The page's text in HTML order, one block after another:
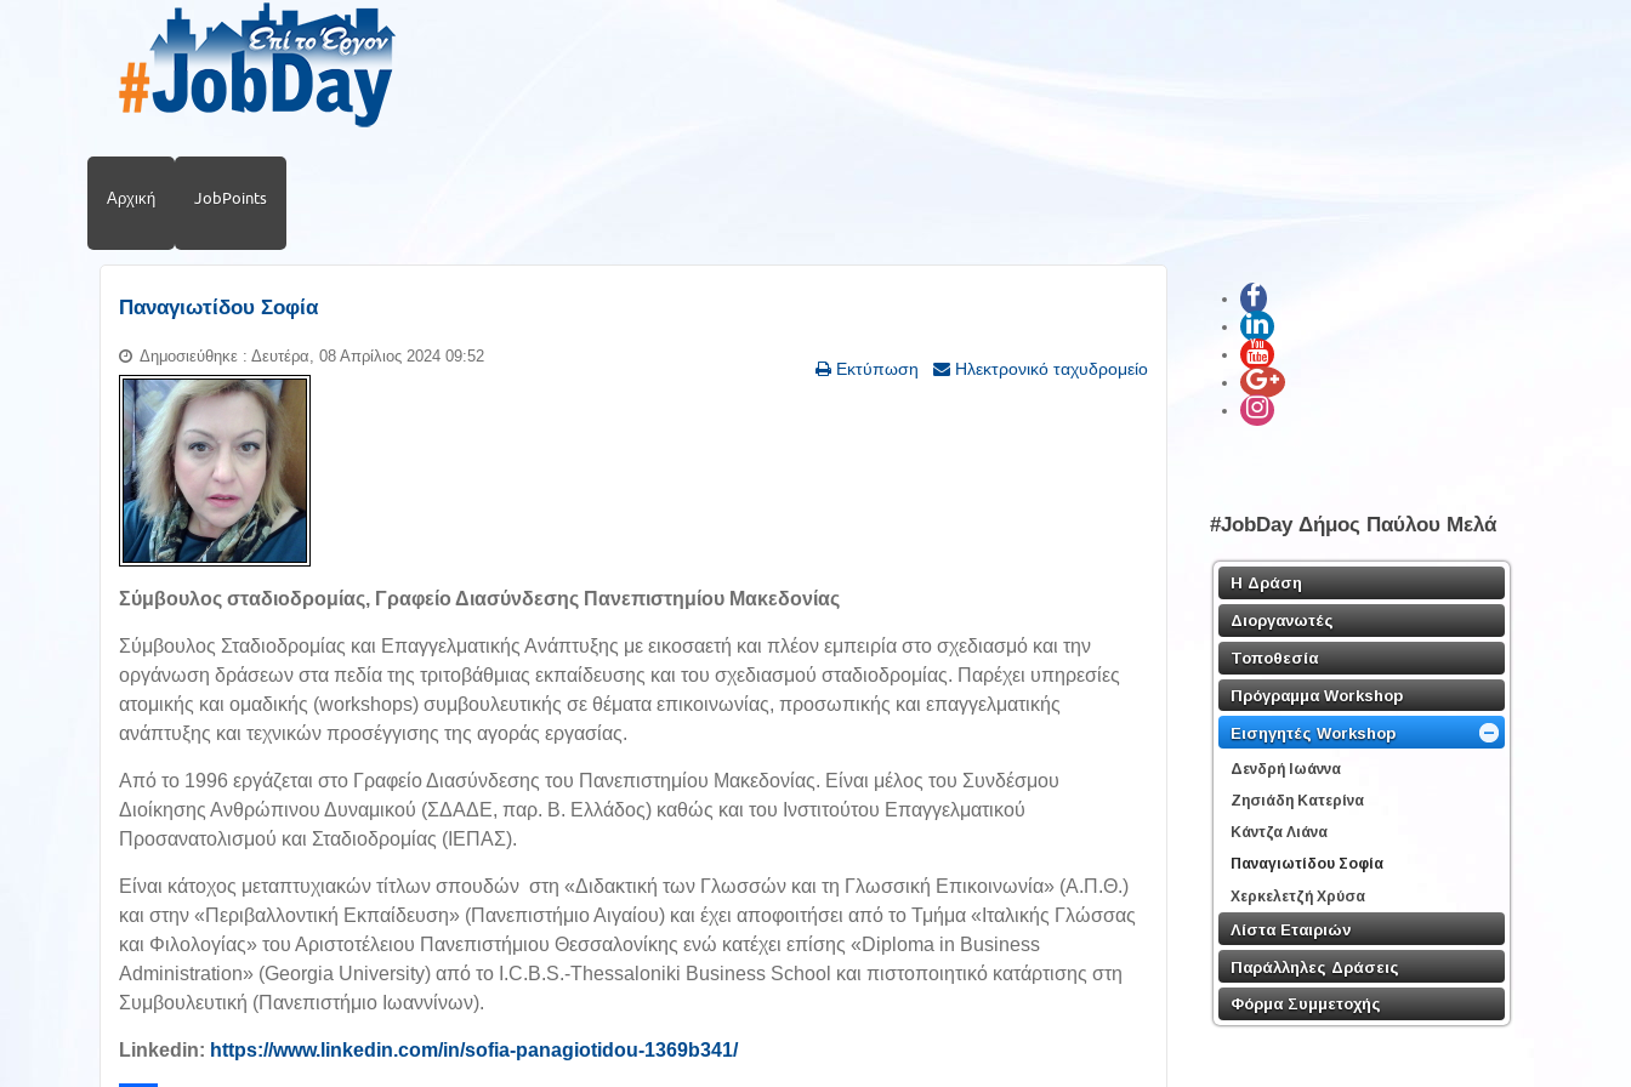
Αρχική JobPoints
Παναγιωτίδου Σοφία
Εκτύπωση Ηλεκτρονικό ταχυδρομείο
Δημοσιεύθηκε : Δευτέρα, 08 Απρίλιος 2024 09:52
Σύμβουλος σταδιοδρομίας, Γραφείο Διασύνδεσης Πανεπιστημίου Μακεδονίας
Σύμβουλος Σταδιοδρομίας και Επαγγελματικής Ανάπτυξης με εικοσαετή και πλέον εμπειρία στο σχεδιασμό και την
οργάνωση δράσεων στα πεδία της τριτοβάθμιας εκπαίδευσης και του σχεδιασμού σταδιοδρομίας. Παρέχει υπηρεσίες
ατομικής και ομαδικής (workshops) συμβουλευτικής σε θέματα επικοινωνίας, προσωπικής και επαγγελματικής
ανάπτυξης και τεχνικών προσέγγισης της αγοράς εργασίας.
Από το 1996 εργάζεται στο Γραφείο Διασύνδεσης του Πανεπιστημίου Μακεδονίας. Είναι μέλος του Συνδέσμου
Διοίκησης Ανθρώπινου Δυναμικού (ΣΔΑΔΕ, παρ. Β. Ελλάδος) καθώς και του Ινστιτούτου Επαγγελματικού
Προσανατολισμού και Σταδιοδρομίας (ΙΕΠΑΣ).
Είναι κάτοχος μεταπτυχιακών τίτλων σπουδών στη «Διδακτική των Γλωσσών και τη Γλωσσική Επικοινωνία» (Α.Π.Θ.)
και στην «Περιβαλλοντική Εκπαίδευση» (Πανεπιστήμιο Αιγαίου) και έχει αποφοιτήσει από το Τμήμα «Ιταλικής Γλώσσας
και Φιλολογίας» του Αριστοτέλειου Πανεπιστήμιου Θεσσαλονίκης ενώ κατέχει επίσης «Diploma in Business
Administration» (Georgia University) από το I.C.B.S.-Thessaloniki Business School και πιστοποιητικό κατάρτισης στη
Συμβουλευτική (Πανεπιστήμιο Ιωαννίνων).
Linkedin: https://www.linkedin.com/in/sofia-panagiotidou-1369b341/
#JobDay Δήμος Παύλου Μελά
Η Δράση
Διοργανωτές
Τοποθεσία
Πρόγραμμα Workshop
Εισηγητές Workshop
Δενδρή Ιωάννα
Ζησιάδη Κατερίνα
Κάντζα Λιάνα
Παναγιωτίδου Σοφία
Χερκελετζή Χρύσα
Λίστα Εταιριών
Παράλληλες Δράσεις
Φόρμα Συμμετοχής